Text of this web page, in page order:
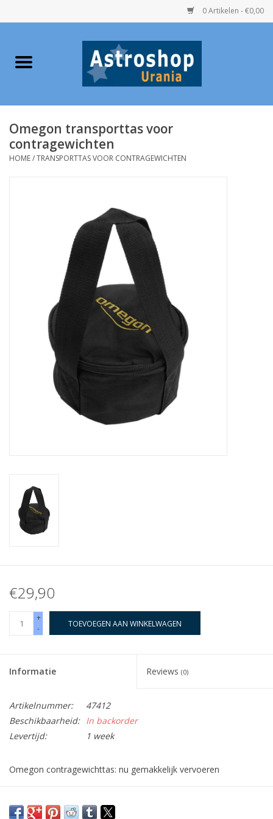
0 Artikelen - €0,00
Home
Telescopen
Accessoires
Urania / Eclipsbrillen
Globes / Gadgets
Weerstations
Aanbiedingen
Cadeaubonnen
Merken
Omegon transporttas voor
contragewichten
HOME/TRANSPORTTAS VOOR CONTRAGEWICHTEN
€29,90
+
-
TOEVOEGEN AAN WINKELWAGEN
Informatie Reviews (0)
Artikelnummer:
47412
Beschikbaarheid: In backorder
Levertijd:
1 week
Omegon contragewichttas: nu gemakkelijk vervoeren
zorgen meer te maken. Met de Omegon tas zijn uw